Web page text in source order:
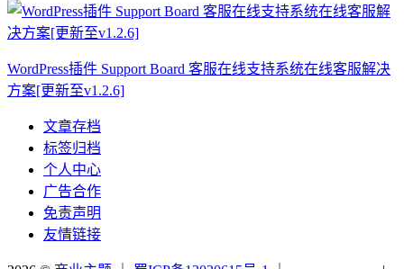
WordPress插件 Support Board 客服在线支持系统在线客服解决
方案[更新至v1.2.6]
文章存档
标签归档
个人中心
广告合作
免责声明
友情链接